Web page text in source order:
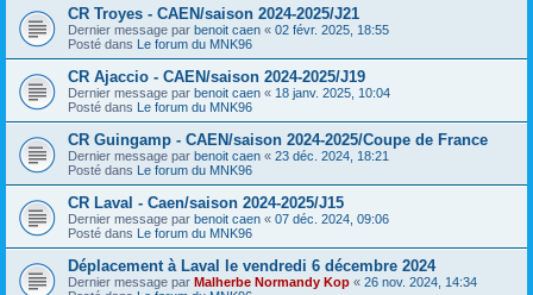
CR Troyes - CAEN/saison 2024-2025/J21
Dernier message par benoit caen « 02 févr. 2025, 18:55
Posté dans Le forum du MNK96
CR Ajaccio - CAEN/saison 2024-2025/J19
Dernier message par benoit caen « 18 janv. 2025, 10:04
Posté dans Le forum du MNK96
CR Guingamp - CAEN/saison 2024-2025/Coupe de France
Dernier message par benoit caen « 23 déc. 2024, 18:21
Posté dans Le forum du MNK96
CR Laval - Caen/saison 2024-2025/J15
Dernier message par benoit caen « 07 déc. 2024, 09:06
Posté dans Le forum du MNK96
Déplacement à Laval le vendredi 6 décembre 2024
Dernier message par Malherbe Normandy Kop « 26 nov. 2024, 14:34